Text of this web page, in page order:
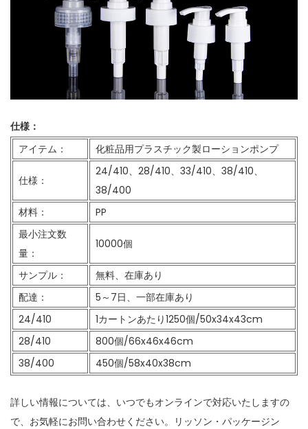
仕様：
アイテム：
化粧品用プラスチック製ローションポンプ
仕様：
24/410、28/410、33/410、38/410、
38/400
材料：
PP
最小注文数
量：
10000個
サンプル：
無料、在庫あり
配達：
5～7日、一部在庫あり
24/410
1カートンあたり1250個/50x34x43cm
28/410
800個/66x46x46cm
38/400
450個/58x40x38cm
詳しい情報については、いつでもオンラインで対応いたしますの
で、お気軽にお問い合わせください。リッソン・パッケージン